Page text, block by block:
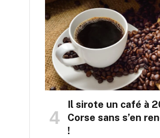
Il sirote un café à
Corse sans s’en
!